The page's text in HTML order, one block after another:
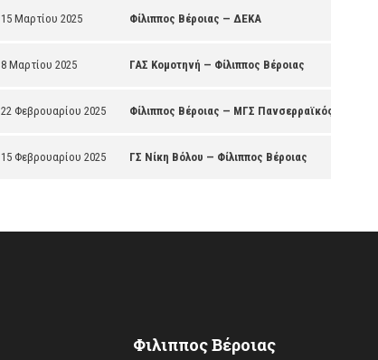
15 Μαρτίου 2025 Φίλιππος Βέροιας — ΔΕΚΑ
8 Μαρτίου 2025 ΓΑΣ Κομοτηνή — Φίλιππος Βέροιας
22 Φεβρουαρίου 2025 Φίλιππος Βέροιας — ΜΓΣ Πανσερραϊκός
15 Φεβρουαρίου 2025 ΓΣ Νίκη Βόλου — Φίλιππος Βέροιας
Φιλιππος Βέροιας